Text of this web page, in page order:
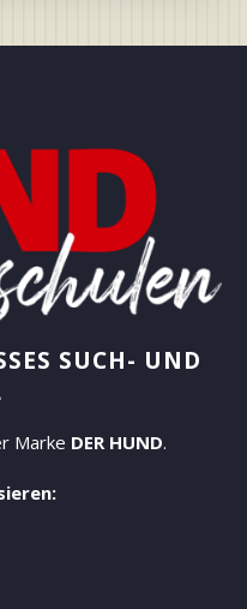
SUCH- UND B
Marke DER HUND.